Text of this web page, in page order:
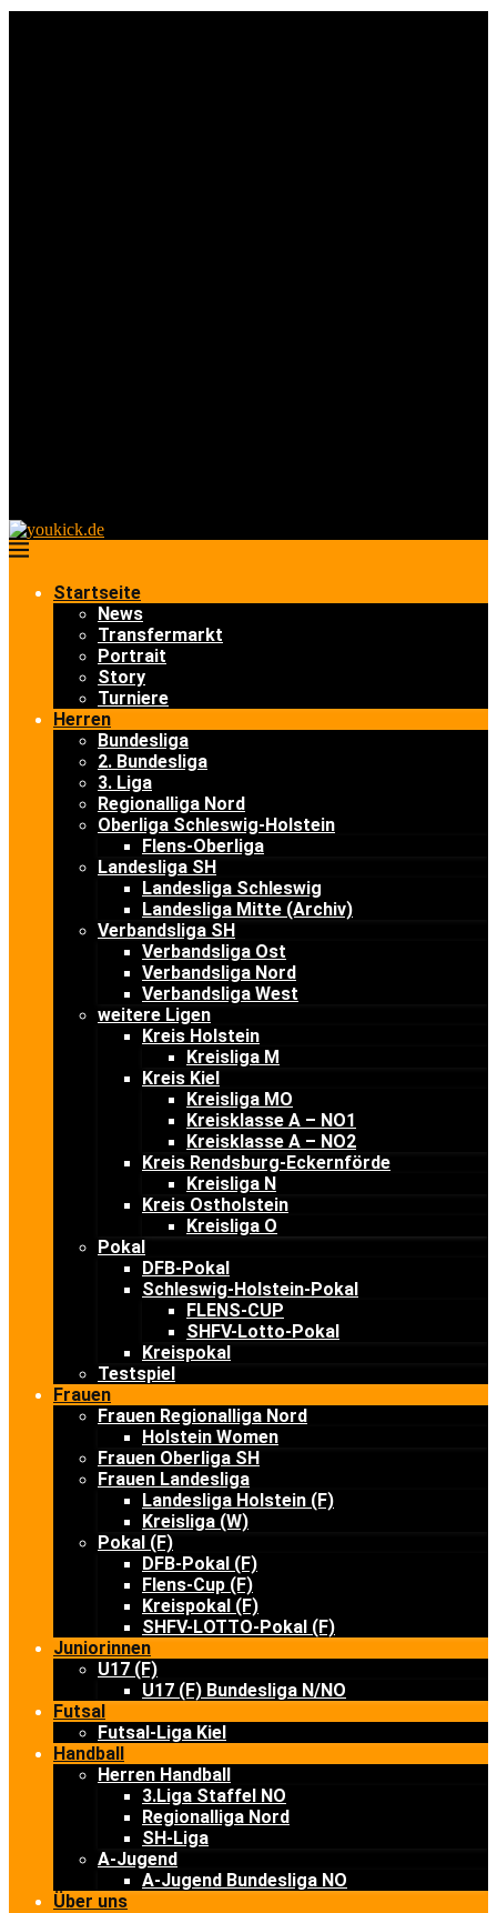
Startseite
News
Transfermarkt
Portrait
Story
Turniere
Herren
Bundesliga
2. Bundesliga
3. Liga
Regionalliga Nord
Oberliga Schleswig-Holstein
Flens-Oberliga
Landesliga SH
Landesliga Schleswig
Landesliga Mitte (Archiv)
Verbandsliga SH
Verbandsliga Ost
Verbandsliga Nord
Verbandsliga West
weitere Ligen
Kreis Holstein
Kreisliga M
Kreis Kiel
Kreisliga MO
Kreisklasse A – NO1
Kreisklasse A – NO2
Kreis Rendsburg-Eckernförde
Kreisliga N
Kreis Ostholstein
Kreisliga O
Pokal
DFB-Pokal
Schleswig-Holstein-Pokal
FLENS-CUP
SHFV-Lotto-Pokal
Kreispokal
Testspiel
Frauen
Frauen Regionalliga Nord
Holstein Women
Frauen Oberliga SH
Frauen Landesliga
Landesliga Holstein (F)
Kreisliga (W)
Pokal (F)
DFB-Pokal (F)
Flens-Cup (F)
Kreispokal (F)
SHFV-LOTTO-Pokal (F)
Juniorinnen
U17 (F)
U17 (F) Bundesliga N/NO
Futsal
Futsal-Liga Kiel
Handball
Herren Handball
3.Liga Staffel NO
Regionalliga Nord
SH-Liga
A-Jugend
A-Jugend Bundesliga NO
Über uns